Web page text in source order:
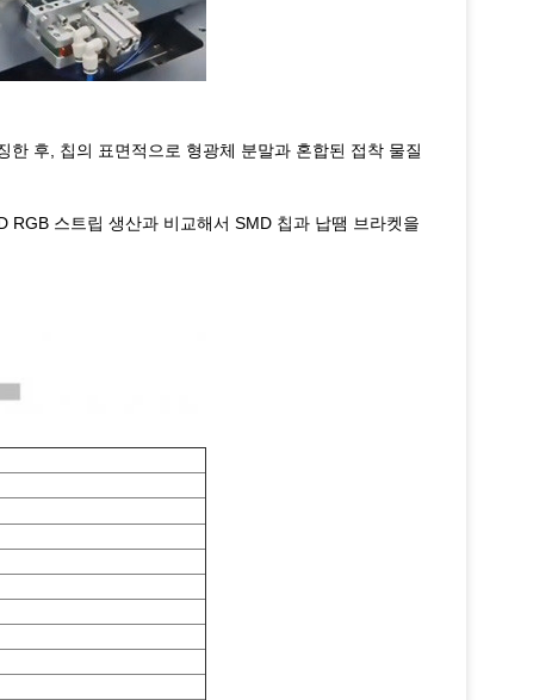
후, 칩의 표면적으로 형광체 분말과 혼합된 접착 물질
스트립 생산과 비교해서 SMD 칩과 납땜 브라켓을